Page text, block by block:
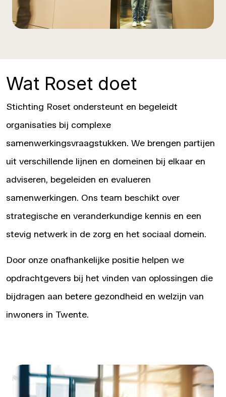
Wat Roset doet
Stichting Roset ondersteunt en begeleidt
organisaties bij complexe
samenwerkingsvraagstukken. We brengen partijen
uit verschillende lijnen en domeinen bij elkaar en
adviseren, begeleiden en evalueren
samenwerkingen. Ons team beschikt over
strategische en veranderkundige kennis en een
stevig netwerk in de zorg en het sociaal domein.
Door onze onafhankelijke positie helpen we
opdrachtgevers bij het vinden van oplossingen die
bijdragen aan betere gezondheid en welzijn van
inwoners in Twente.